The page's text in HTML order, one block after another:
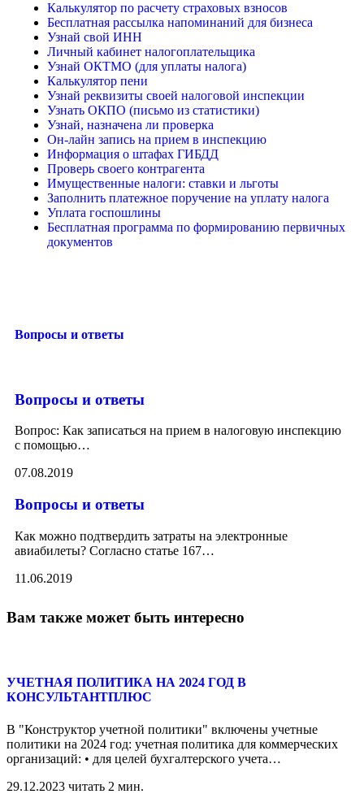
Калькулятор по расчету страховых взносов
Бесплатная рассылка напоминаний для бизнеса
Узнай свой ИНН
Личный кабинет налогоплательщика
Узнай ОКТМО (для уплаты налога)
Калькулятор пени
Узнай реквизиты своей налоговой инспекции
Узнать ОКПО (письмо из статистики)
Узнай, назначена ли проверка
Он-лайн запись на прием в инспекцию
Информация о штафах ГИБДД
Проверь своего контрагента
Имущественные налоги: ставки и льготы
Заполнить платежное поручение на уплату налога
Уплата госпошлины
Бесплатная программа по формированию первичных
документов
Вопросы и ответы
Вопросы и ответы
Вопрос: Как записаться на прием в налоговую инспекцию
с помощью…
07.08.2019
Вопросы и ответы
Как можно подтвердить затраты на электронные
авиабилеты? Согласно статье 167…
11.06.2019
Вам также может быть интересно
УЧЕТНАЯ ПОЛИТИКА НА 2024 ГОД В
КОНСУЛЬТАНТПЛЮС
В "Конструктор учетной политики" включены учетные
политики на 2024 год: учетная политика для коммерческих
организаций: • для целей бухгалтерского учета…
29.12.2023 читать 2 мин.